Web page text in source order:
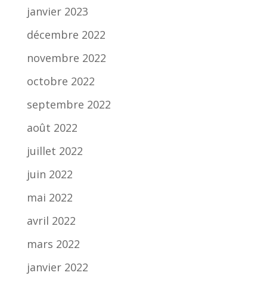
janvier 2023
décembre 2022
novembre 2022
octobre 2022
septembre 2022
août 2022
juillet 2022
juin 2022
mai 2022
avril 2022
mars 2022
janvier 2022